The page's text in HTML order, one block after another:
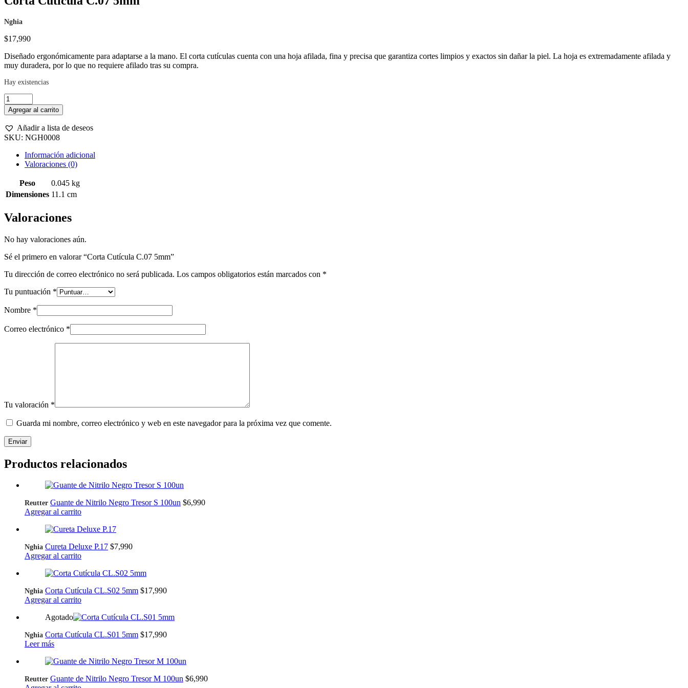
Nghia
$17,990
Diseñado ergonómicamente para adaptarse a la mano. El corta cutículas cuenta con una hoja afilada, fina y precisa que garantiza cortes limpios y exactos sin dañar la piel. La hoja es extremadamente afilada y
muy duradera, por lo que no requiere afilado tras su compra.
Hay existencias
Corta
Cutícula
C.07
5mm
cantidad
Agregar al carrito
Añadir a lista de deseos
SKU: NGH0008
Información adicional
Valoraciones (0)
Peso
0.045 kg
Dimensiones 11.1 cm
Valoraciones
No hay valoraciones aún.
Sé el primero en valorar “Corta Cutícula C.07 5mm”
Tu dirección de correo electrónico no será publicada. Los campos obligatorios están marcados con *
Tu puntuación *
Nombre *
Correo electrónico *
Tu valoración *
Guarda mi nombre, correo electrónico y web en este navegador para la próxima vez que comente.
Enviar
Productos relacionados
Reutter Guante de Nitrilo Negro Tresor S 100un $6,990
Agregar al carrito
Nghia Cureta Deluxe P.17 $7,990
Agregar al carrito
Nghia Corta Cutícula CL.S02 5mm $17,990
Agregar al carrito
Agotado
Nghia Corta Cutícula CL.S01 5mm $17,990
Leer más
Reutter Guante de Nitrilo Negro Tresor M 100un $6,990